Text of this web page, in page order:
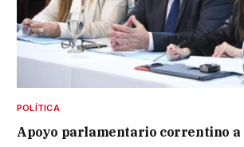
POLÍTICA
Apoyo parlamentario correntino